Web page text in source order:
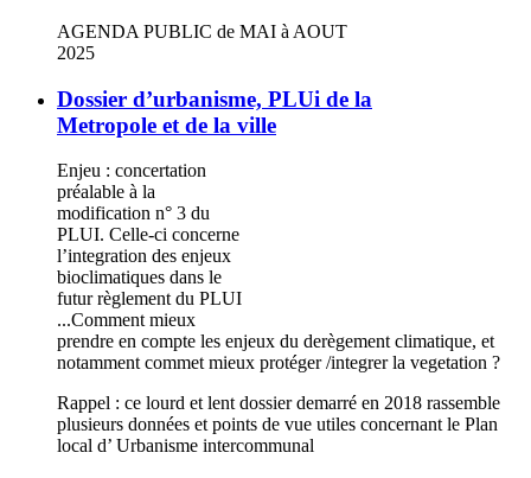
AGENDA PUBLIC de MAI à AOUT
2025
Dossier d’urbanisme, PLUi de la
Metropole et de la ville
Enjeu : concertation
préalable à la
modification n° 3 du
PLUI. Celle-ci concerne
l’integration des enjeux
bioclimatiques dans le
futur règlement du PLUI
...Comment mieux
prendre en compte les enjeux du derègement climatique, et
notamment commet mieux protéger /integrer la vegetation ?
Rappel : ce lourd et lent dossier demarré en 2018 rassemble
plusieurs données et points de vue utiles concernant le Plan
local d’ Urbanisme intercommunal